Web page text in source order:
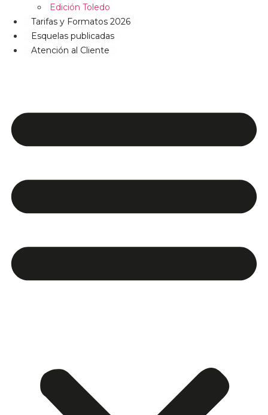
Edición Toledo
Tarifas y Formatos 2026
Esquelas publicadas
Atención al Cliente